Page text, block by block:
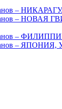
–
– НОВАЯ
–
– ЯПОНИЯ,